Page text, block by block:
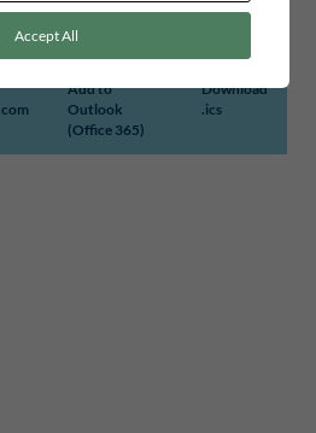
Add to
Outlook
(Office 365)
Download
.ics
Accept All